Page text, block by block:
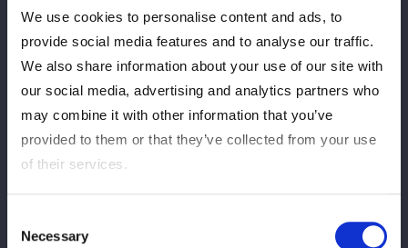
We use cookies to personalise content and ads, to
provide social media features and to analyse our traffic.
We also share information about your use of our site with
our social media, advertising and analytics partners who
may combine it with other information that you’ve
provided to them or that they’ve collected from your use
of their services.
Selection
Necessary
【追加発表！】【DREAMランタン by 関電
工】4・26横浜アリーナ大会直前！スター
ダムスペシャルナイト☆更なる追加登壇選
2026/04/15 Aparências na mídia info
【#deathvegasinvi PPVゲスト解説】伊藤
by ROLLING CRADLE』大会、PPVのゲス